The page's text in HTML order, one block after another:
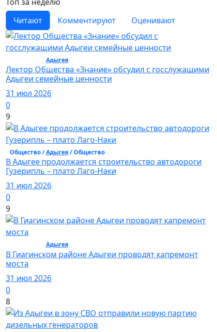
Читают
Комментируют Оценивают
Адыгея/ Общество
Лектор Общества «Знание» обсудил с госслужащими
Адыгеи семейные ценности
31 июл 2026
0
9
Общество /Адыгея/ Общество
В Адыгее продолжается строительство автодороги
Гузерипль – плато Лаго-Наки
31 июл 2026
0
9
Адыгея/ Общество
В Гиагинском районе Адыгеи проводят капремонт
моста
31 июл 2026
0
8